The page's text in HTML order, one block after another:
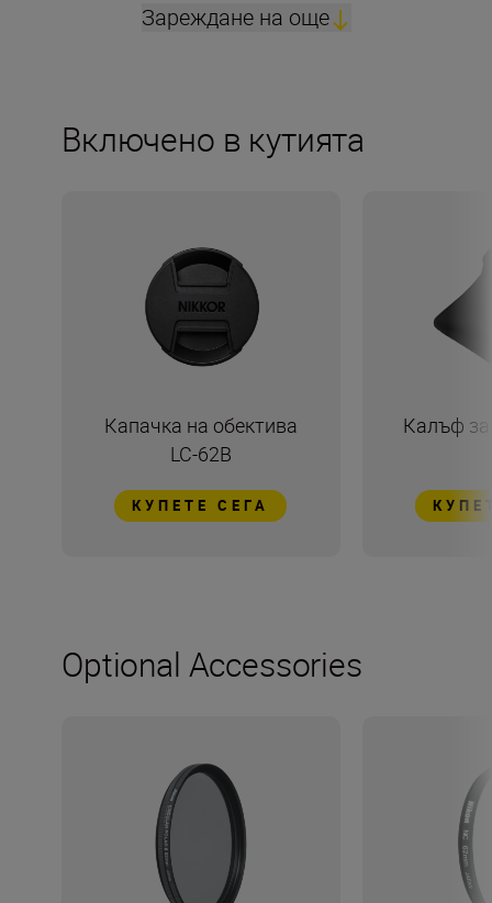
Зареждане на още
Включено в кутията
Капачка на обектива
LC-62B
КУПЕТЕ СЕГА
Калъф за
Optional Accessories